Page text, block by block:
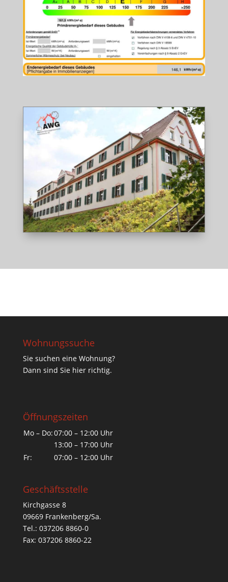
Wohnungssuche
Sie suchen eine Wohnung?
Dann sind Sie hier richtig.
Öffnungszeiten
Mo – Do:07:00 – 12:00 Uhr
13:00 – 17:00 Uhr
Fr:
07:00 – 12:00 Uhr
Geschäftsstelle
Kirchgasse 8
09669 Frankenberg/Sa.
Tel.: 037206 8860-0
Fax: 037206 8860-22